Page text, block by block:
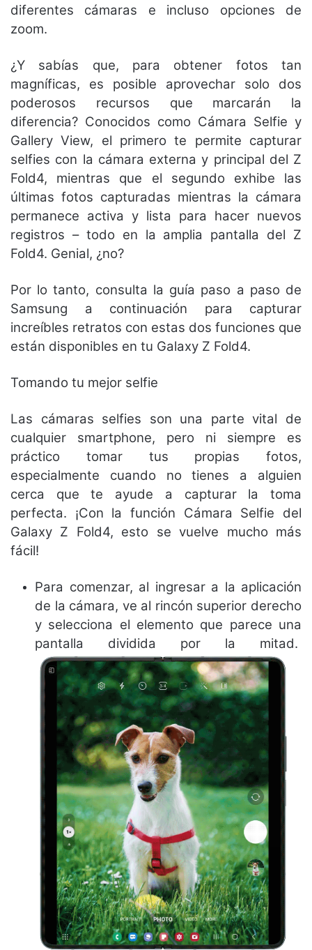
diferentes cámaras e incluso opciones de
zoom.
¿Y sabías que, para obtener fotos tan
magníficas, es posible aprovechar solo dos
poderosos recursos que marcarán la
diferencia? Conocidos como Cámara Selfie y
Gallery View, el primero te permite capturar
selfies con la cámara externa y principal del Z
Fold4, mientras que el segundo exhibe las
últimas fotos capturadas mientras la cámara
permanece activa y lista para hacer nuevos
registros – todo en la amplia pantalla del Z
Fold4. Genial, ¿no?
Por lo tanto, consulta la guía paso a paso de
Samsung a continuación para capturar
increíbles retratos con estas dos funciones que
están disponibles en tu Galaxy Z Fold4.
Tomando tu mejor selfie
Las cámaras selfies son una parte vital de
cualquier smartphone, pero ni siempre es
práctico tomar tus propias fotos,
especialmente cuando no tienes a alguien
cerca que te ayude a capturar la toma
perfecta. ¡Con la función Cámara Selfie del
Galaxy Z Fold4, esto se vuelve mucho más
fácil!
Para comenzar, al ingresar a la aplicación
de la cámara, ve al rincón superior derecho
y selecciona el elemento que parece una
pantalla dividida por la mitad.